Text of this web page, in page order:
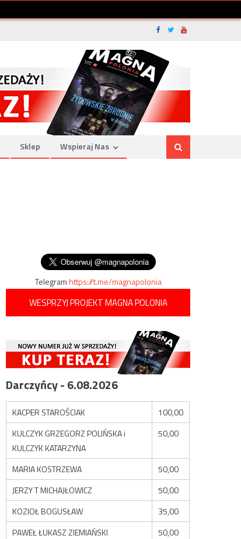
Sklep Wspieraj Nas
Telegramhttps://t.me/magnapolonia
WESPRZYJ PROJEKT MAGNA POLONIA
Darczyńcy - 6.08.2026
KACPER STAROŚCIAK
100,00
KULCZYK GRZEGORZ POLIŃSKA i
KULCZYK KATARZYNA
50,00
MARIA KOSTRZEWA
50,00
JERZY T MICHAJŁOWICZ
50,00
KOZIOŁ BOGUSŁAW
35,00
PAWEŁ ŁUKASZ ZIEMIAŃSKI
50,00